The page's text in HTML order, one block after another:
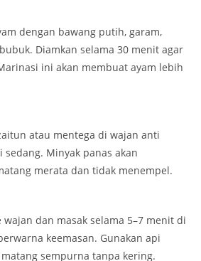
dengan bawang putih, garam,
Diamkan selama 30 menit agar
ini akan membuat ayam lebih
atau mentega di wajan anti
sedang. Minyak panas akan
merata dan tidak menempel.
wajan dan masak selama 5–7 menit di
keemasan. Gunakan api
sempurna tanpa kering.